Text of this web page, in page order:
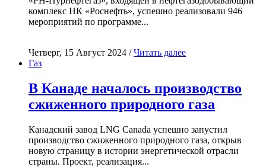
комплекс НК «Роснефть», успешно реализовали 946
мероприятий по программе...
Четверг, 15 Август 2024 /Читать далее
Газ
В Канаде началось производство
сжиженного природного газа
Канадский завод LNG Canada успешно запустил
производство сжиженного природного газа, открыв
новую страницу в истории энергетической отрасли
страны. Проект, реализация...